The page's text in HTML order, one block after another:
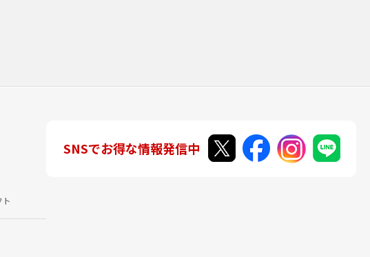
SNSでお得な情報発信中